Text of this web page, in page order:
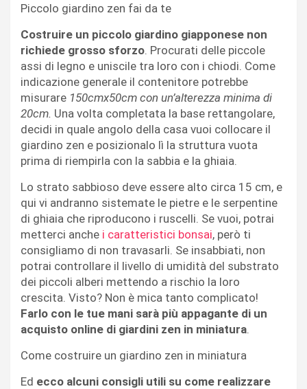
Piccolo giardino zen fai da te
Costruire un piccolo giardino giapponese non
richiede grosso sforzo. Procurati delle piccole
assi di legno e uniscile tra loro con i chiodi. Come
indicazione generale il contenitore potrebbe
misurare 150cmx50cm con un’alterezza minima di
20cm. Una volta completata la base rettangolare,
decidi in quale angolo della casa vuoi collocare il
giardino zen e posizionalo lì la struttura vuota
prima di riempirla con la sabbia e la ghiaia.
Lo strato sabbioso deve essere alto circa 15 cm, e
qui vi andranno sistemate le pietre e le serpentine
di ghiaia che riproducono i ruscelli. Se vuoi, potrai
metterci anche i caratteristici bonsai, però ti
consigliamo di non travasarli. Se insabbiati, non
potrai controllare il livello di umidità del substrato
dei piccoli alberi mettendo a rischio la loro
crescita. Visto? Non è mica tanto complicato!
Farlo con le tue mani sarà più appagante di un
acquisto online di giardini zen in miniatura.
Come costruire un giardino zen in miniatura
Ed ecco alcuni consigli utili su come realizzare